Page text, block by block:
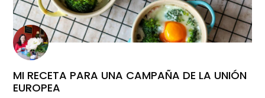
MI RECETA PARA UNA CAMPAÑA DE LA UNIÓN
EUROPEA